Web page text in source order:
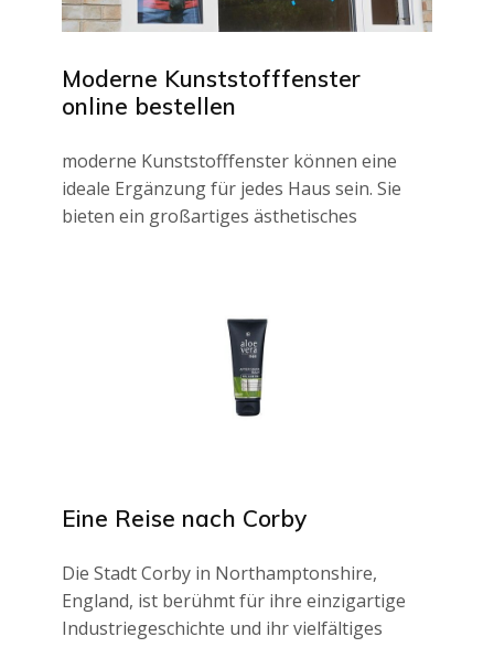
Moderne Kunststofffenster
online bestellen
moderne Kunststofffenster können eine
ideale Ergänzung für jedes Haus sein. Sie
bieten ein großartiges ästhetisches
Eine Reise nach Corby
Die Stadt Corby in Northamptonshire,
England, ist berühmt für ihre einzigartige
Industriegeschichte und ihr vielfältiges